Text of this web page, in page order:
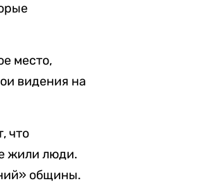
место,
видения на
что
жили люди.
общины.